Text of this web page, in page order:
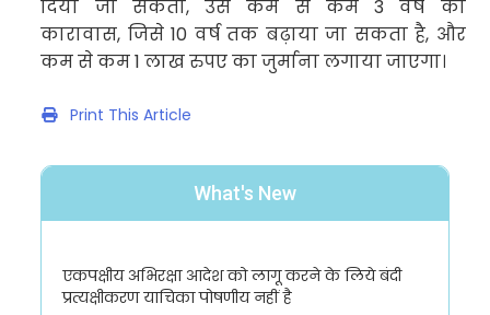
दिया जा सकता,उसे कम से कम3वर्ष की
कारावास, जिसे10 वर्ष तक बढ़ाया जा सकता है, और
कम से कम1लाख रुपए का जुर्माना लगाया जाएगा।
Print This Article
What's New
एकपक्षीय अभिरक्षा आदेश को लागू करने के लिये बंदी
प्रत्यक्षीकरण याचिका पोषणीय नहीं है